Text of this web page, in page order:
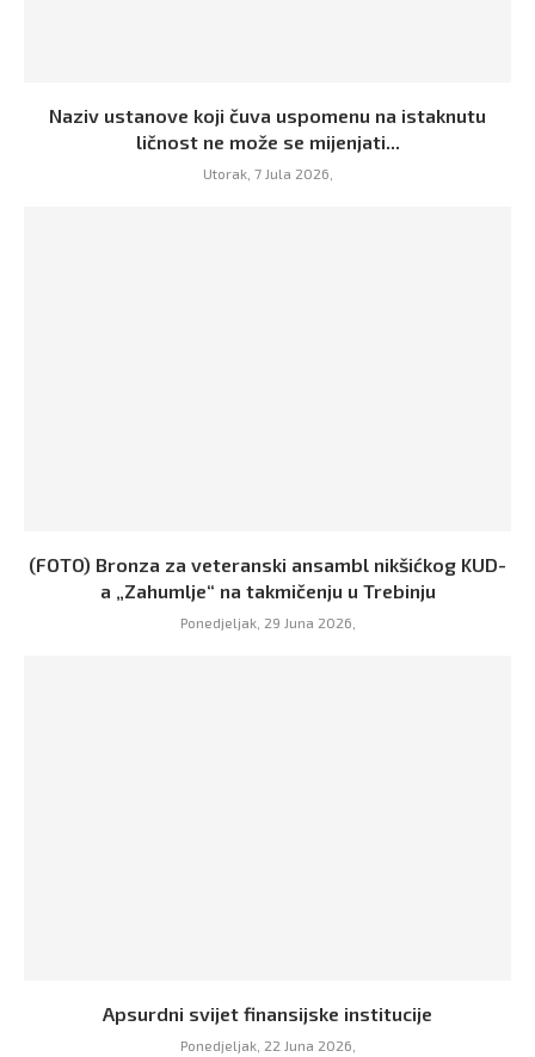
Naziv ustanove koji čuva uspomenu na istaknutu
ličnost ne može se mijenjati...
Utorak, 7 Jula 2026,
(FOTO) Bronza za veteranski ansambl nikšićkog KUD-
a „Zahumlje“ na takmičenju u Trebinju
Ponedjeljak, 29 Juna 2026,
Apsurdni svijet finansijske institucije
Ponedjeljak, 22 Juna 2026,